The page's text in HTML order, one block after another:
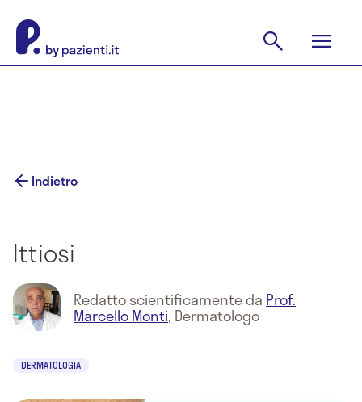
Indietro
Ittiosi
Redatto scientificamente da Prof.
Marcello Monti, Dermatologo
DERMATOLOGIA